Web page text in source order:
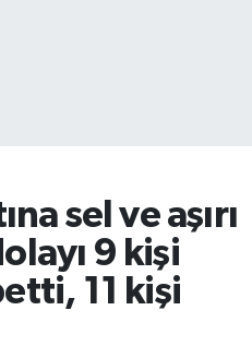
sel ve aşırı
9 kişi
11 kişi